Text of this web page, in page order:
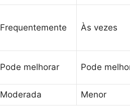
Frequentemente Às vezes
Pode melhorar Pode
Moderada Menor